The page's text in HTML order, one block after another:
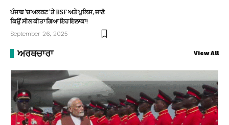
ਪੰਜਾਬ ‘ਚ ਅਲਰਟ ‘ਤੇ BSF ਅਤੇ ਪੁਲਿਸ, ਜਾਣੋ
ਕਿਉਂ ਸੀਲ ਕੀਤਾ ਗਿਆ ਇਹ ਇਲਾਕਾ!
September 26, 2025
ਅਰਥਚਾਰਾ View All